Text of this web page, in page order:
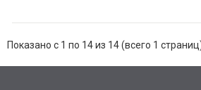
Показано с 1 по 14 из 14 (всего 1